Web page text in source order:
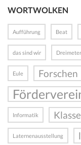
WORTWOLKEN
Aufführung Beat
das sind wir
Eule Forschen
Informatik
Laternenausstellung